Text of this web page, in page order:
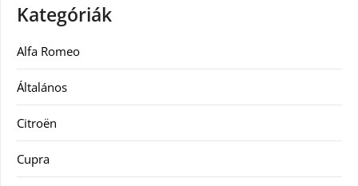
Kategóriák
Alfa Romeo
Általános
Citroën
Cupra